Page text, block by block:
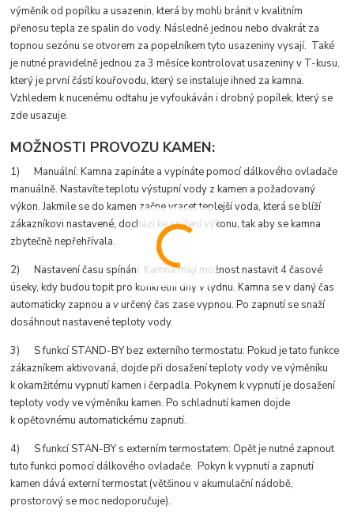
výměník od popílku a usazenin, která by mohli bránit v kvalitním
přenosu tepla ze spalin do vody. Následně jednou nebo dvakrát za
topnou sezónu se otvorem za popelníkem tyto usazeniny vysají. Také
je nutné pravidelně jednou za 3 měsíce kontrolovat usazeniny v T-kusu,
který je první částí kouřovodu, který se instaluje ihned za kamna.
Vzhledem k nucenému odtahu je vyfoukáván i drobný popílek, který se
zde usazuje.
MOŽNOSTI PROVOZU KAMEN:
1) Manuální: Kamna zapínáte a vypínáte pomocí dálkového ovladače
manuálně. Nastavíte teplotu výstupní vody z kamen a požadovaný
výkon. Jakmile se do kamen začne vracet teplejší voda, která se blíží
zákazníkovi nastavené, dochází ke snížení výkonu, tak aby se kamna
zbytečně nepřehřívala.
2) Nastavení času spínání: Kamna mají možnost nastavit 4 časové
úseky, kdy budou topit pro konkrétní dny v týdnu. Kamna se v daný čas
automaticky zapnou a v určený čas zase vypnou. Po zapnutí se snaží
dosáhnout nastavené teploty vody.
3) S funkcí STAND-BY bez externího termostatu: Pokud je tato funkce
zákazníkem aktivovaná, dojde při dosažení teploty vody ve výměníku
k okamžitému vypnutí kamen i čerpadla. Pokynem k vypnutí je dosažení
teploty vody ve výměníku kamen. Po schladnutí kamen dojde
k opětovnému automatickému zapnutí.
4) S funkcí STAN-BY s externím termostatem: Opět je nutné zapnout
tuto funkci pomocí dálkového ovladače. Pokyn k vypnutí a zapnutí
kamen dává externí termostat (většinou v akumulační nádobě,
prostorový se moc nedoporučuje).